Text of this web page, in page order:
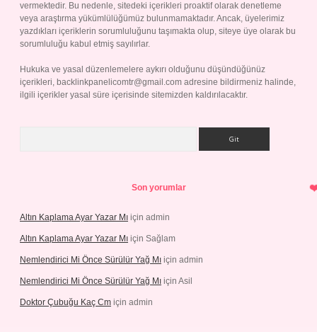
vermektedir. Bu nedenle, sitedeki içerikleri proaktif olarak denetleme
veya araştırma yükümlülüğümüz bulunmamaktadır. Ancak, üyelerimiz
yazdıkları içeriklerin sorumluluğunu taşımakta olup, siteye üye olarak bu
sorumluluğu kabul etmiş sayılırlar.
Hukuka ve yasal düzenlemelere aykırı olduğunu düşündüğünüz
içerikleri, backlinkpanelicomtr@gmail.com adresine bildirmeniz halinde,
ilgili içerikler yasal süre içerisinde sitemizden kaldırılacaktır.
Son yorumlar
Altın Kaplama Ayar Yazar Mı için admin
Altın Kaplama Ayar Yazar Mı için Sağlam
Nemlendirici Mi Önce Sürülür Yağ Mı için admin
Nemlendirici Mi Önce Sürülür Yağ Mı için Asil
Doktor Çubuğu Kaç Cm için admin